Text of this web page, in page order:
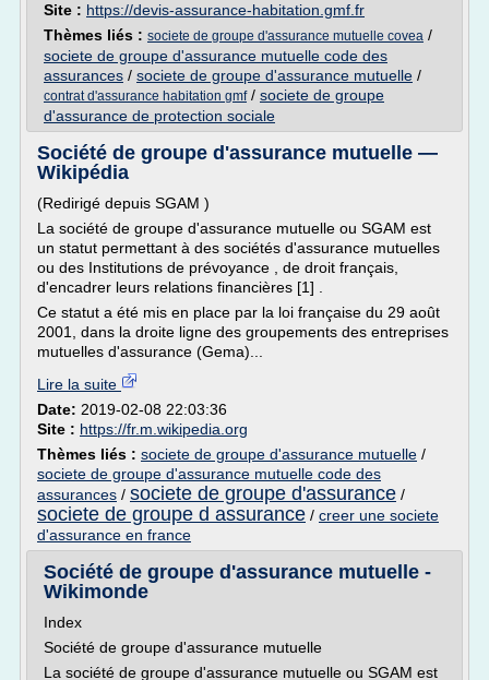
Site : https://devis-assurance-habitation.gmf.fr
Thèmes liés : societe de groupe d'assurance mutuelle covea /
societe de groupe d'assurance mutuelle code des
assurances / societe de groupe d'assurance mutuelle /
contrat d'assurance habitation gmf/ societe de groupe
d'assurance de protection sociale
Société de groupe d'assurance mutuelle —
Wikipédia
(Redirigé depuis SGAM )
La société de groupe d'assurance mutuelle ou SGAM est
un statut permettant à des sociétés d'assurance mutuelles
ou des Institutions de prévoyance , de droit français,
d'encadrer leurs relations financières [1] .
Ce statut a été mis en place par la loi française du 29 août
2001, dans la droite ligne des groupements des entreprises
mutuelles d'assurance (Gema)...
Lire la suite
Date: 2019-02-08 22:03:36
Site : https://fr.m.wikipedia.org
Thèmes liés : societe de groupe d'assurance mutuelle /
societe de groupe d'assurance mutuelle code des
assurances / societe de groupe d'assurance /
societe de groupe d assurance / creer une societe
d'assurance en france
Société de groupe d'assurance mutuelle -
Wikimonde
Index
Société de groupe d'assurance mutuelle
La société de groupe d'assurance mutuelle ou SGAM est